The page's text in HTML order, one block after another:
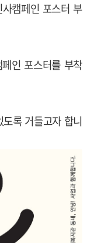
캠페인 포스터 부
인 포스터를 부착
록 거들고자 합니